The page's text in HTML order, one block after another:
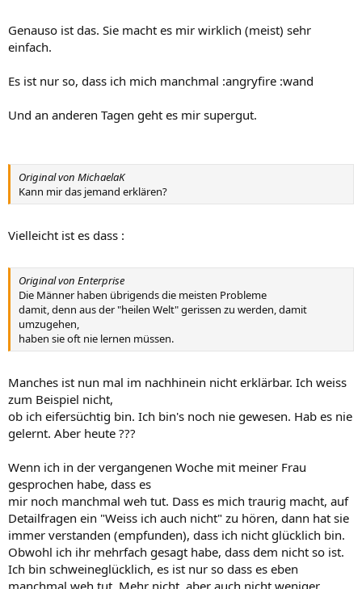
Genauso ist das. Sie macht es mir wirklich (meist) sehr
einfach.
Es ist nur so, dass ich mich manchmal :angryfire :wand
Und an anderen Tagen geht es mir supergut.
Original von MichaelaK
Kann mir das jemand erklären?
Vielleicht ist es dass :
Original von Enterprise
Die Männer haben übrigends die meisten Probleme
damit, denn aus der "heilen Welt" gerissen zu werden, damit
umzugehen,
haben sie oft nie lernen müssen.
Manches ist nun mal im nachhinein nicht erklärbar. Ich weiss
zum Beispiel nicht,
ob ich eifersüchtig bin. Ich bin's noch nie gewesen. Hab es nie
gelernt. Aber heute ???
Wenn ich in der vergangenen Woche mit meiner Frau
gesprochen habe, dass es
mir noch manchmal weh tut. Dass es mich traurig macht, auf
Detailfragen ein "Weiss ich auch nicht" zu hören, dann hat sie
immer verstanden (empfunden), dass ich nicht glücklich bin.
Obwohl ich ihr mehrfach gesagt habe, dass dem nicht so ist.
Ich bin schweineglücklich, es ist nur so dass es eben
manchmal weh tut. Mehr nicht, aber auch nicht weniger.